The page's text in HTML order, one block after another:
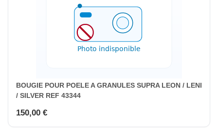
BOUGIE POUR POELE A GRANULES SUPRA LEON / LENI
/ SILVER REF 43344
150,00 €